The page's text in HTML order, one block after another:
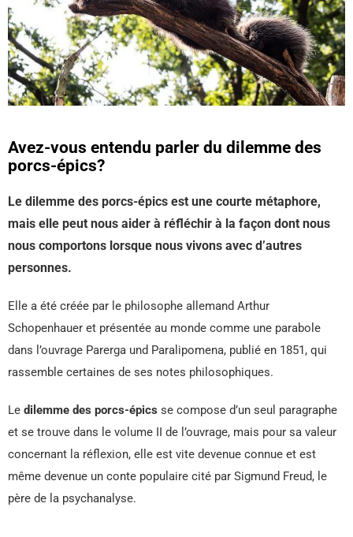
Avez-vous entendu parler du dilemme des
porcs-épics?
Le dilemme des porcs-épics est une courte métaphore,
mais elle peut nous aider à réfléchir à la façon dont nous
nous comportons lorsque nous vivons avec d’autres
personnes.
Elle a été créée par le philosophe allemand Arthur
Schopenhauer et présentée au monde comme une parabole
dans l’ouvrage Parerga und Paralipomena, publié en 1851, qui
rassemble certaines de ses notes philosophiques.
Le dilemme des porcs-épics se compose d’un seul paragraphe
et se trouve dans le volume II de l’ouvrage, mais pour sa valeur
concernant la réflexion, elle est vite devenue connue et est
même devenue un conte populaire cité par Sigmund Freud, le
père de la psychanalyse.